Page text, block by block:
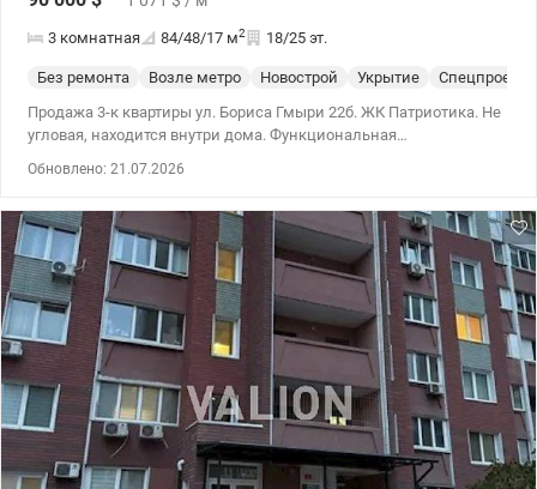
3 комнатная 84/48/17 м2 18/25 эт.
Без ремонта Возле метро Новострой Укрытие
Спецпроект
Продажа 3-к квартиры ул. Бориса Гмыри 22б. ЖК Патриотика. Не
угловая, находится внутри дома. Функциональная
Обновлено: 21.07.2026